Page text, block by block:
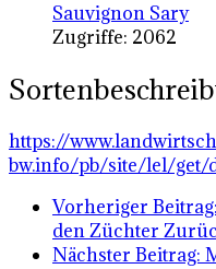
Sauvignon Sary
Zugriffe: 2062
https://
bw.info/pb/site/lel/get/
Vorheriger
den Züchter
Nächster Beitrag: